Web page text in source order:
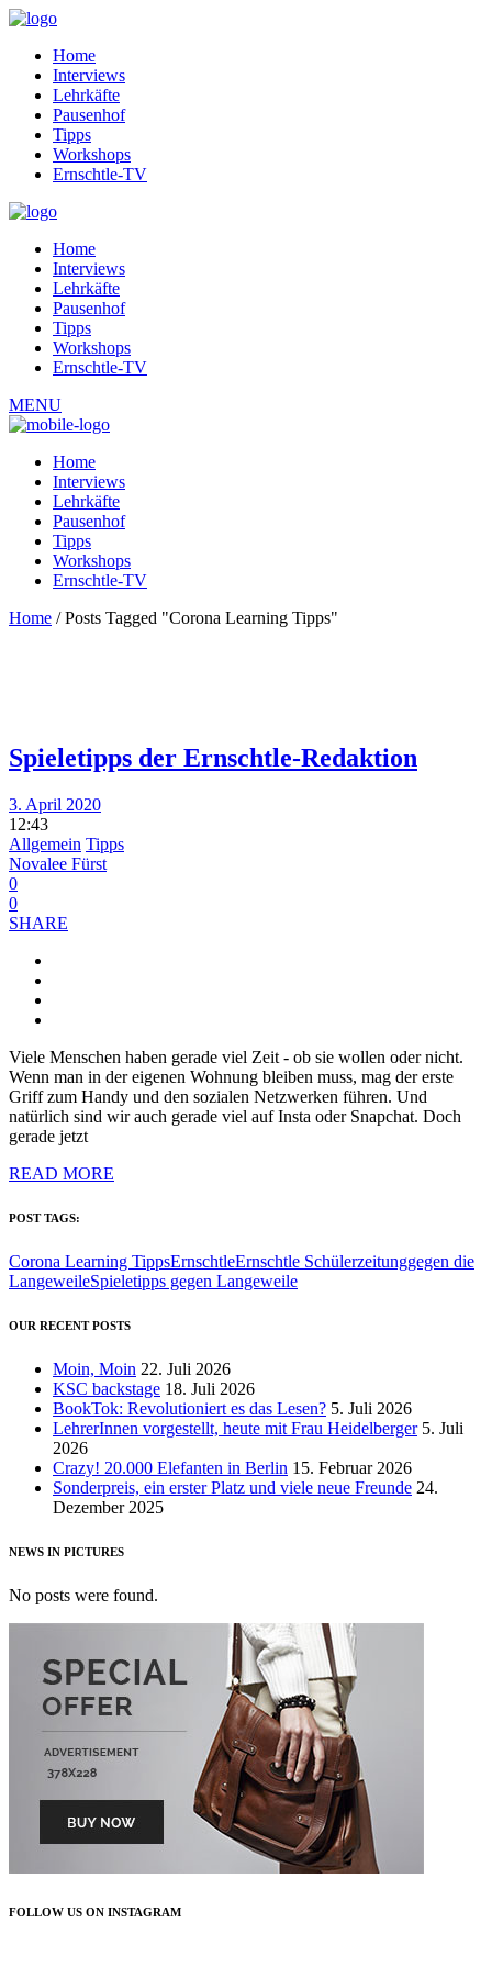
Home
Interviews
Lehrkäfte
Pausenhof
Tipps
Workshops
Ernschtle-TV
Home
Interviews
Lehrkäfte
Pausenhof
Tipps
Workshops
Ernschtle-TV
MENU
Home
Interviews
Lehrkäfte
Pausenhof
Tipps
Workshops
Ernschtle-TV
Home /Posts Tagged "Corona Learning Tipps"
Spieletipps der Ernschtle-Redaktion
3. April 2020
12:43
Allgemein Tipps
Novalee Fürst
0
0
SHARE
Viele Menschen haben gerade viel Zeit - ob sie wollen oder nicht.
Wenn man in der eigenen Wohnung bleiben muss, mag der erste
Griff zum Handy und den sozialen Netzwerken führen. Und
natürlich sind wir auch gerade viel auf Insta oder Snapchat. Doch
gerade jetzt
READ MORE
POST TAGS:
Corona Learning TippsErnschtleErnschtle Schülerzeitunggegen die
LangeweileSpieletipps gegen Langeweile
OUR RECENT POSTS
Moin, Moin 22. Juli 2026
KSC backstage 18. Juli 2026
BookTok: Revolutioniert es das Lesen? 5. Juli 2026
LehrerInnen vorgestellt, heute mit Frau Heidelberger 5. Juli
2026
Crazy! 20.000 Elefanten in Berlin 15. Februar 2026
Sonderpreis, ein erster Platz und viele neue Freunde 24.
Dezember 2025
NEWS IN PICTURES
No posts were found.
FOLLOW US ON INSTAGRAM